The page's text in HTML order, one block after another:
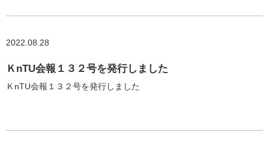
2022.08.28
ＫnTU会報１３２号を発行しました
ＫnTU会報１３２号を発行しました